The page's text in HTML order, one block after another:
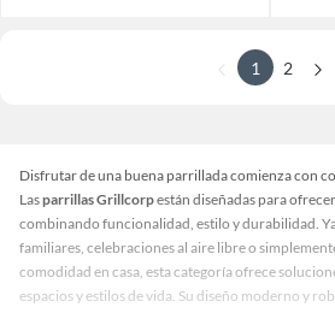
1 2
Disfrutar de una buena parrillada comienza con
Lasparrillas Grillcorpestán diseñadas para
combinando funcionalidad, estilo y durabilidad.
familiares, celebraciones al aire libre o
comodidad en casa, esta categoría ofrece
espacios y estilos de vida. Su diseño moderno y